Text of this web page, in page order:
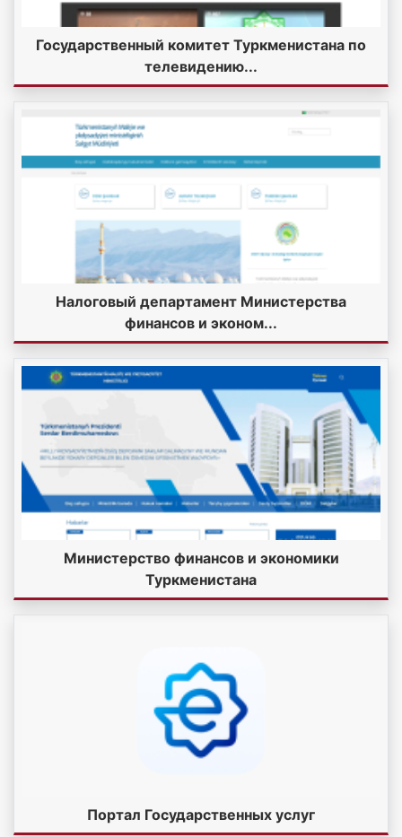
Государственный комитет Туркменистана по
телевидению...
Налоговый департамент Министерства
финансов и эконом...
Министерство финансов и экономики
Туркменистана
Портал Государственных услуг